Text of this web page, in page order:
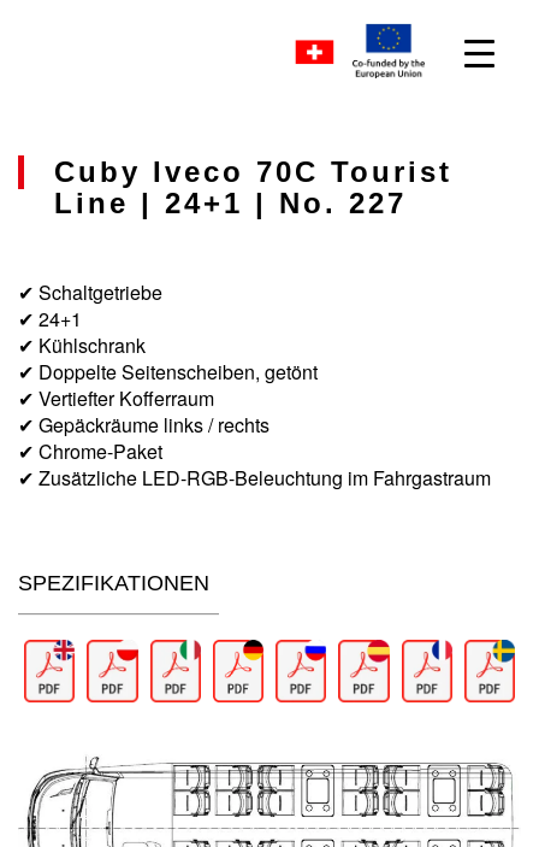
Cuby Iveco 70C Tourist
Line | 24+1 | No. 227
✔ Schaltgetriebe
✔ 24+1
✔ Kühlschrank
✔ Doppelte Seitenscheiben, getönt
✔ Vertiefter Kofferraum
✔ Gepäckräume links / rechts
✔ Chrome-Paket
✔ Zusätzliche LED-RGB-Beleuchtung im Fahrgastraum
SPEZIFIKATIONEN